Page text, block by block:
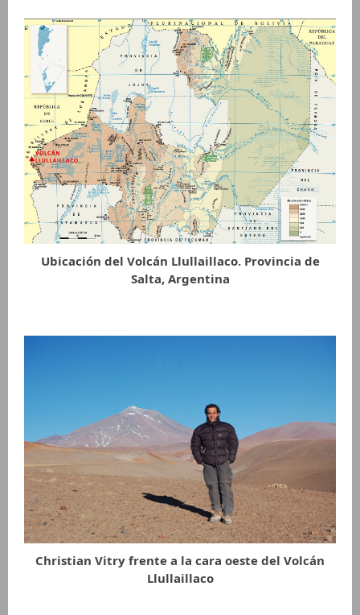
Ubicación del Volcán Llullaillaco. Provincia de
Salta, Argentina
Christian Vitry frente a la cara oeste del Volcán
Llullaillaco